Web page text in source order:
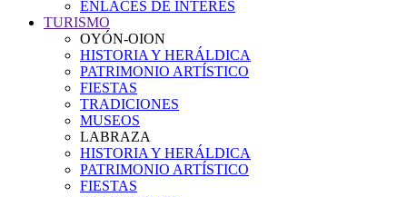
ENLACES DE INTERES
TURISMO
OYÓN-OION
HISTORIA Y HERÁLDICA
PATRIMONIO ARTÍSTICO
FIESTAS
TRADICIONES
MUSEOS
LABRAZA
HISTORIA Y HERÁLDICA
PATRIMONIO ARTÍSTICO
FIESTAS